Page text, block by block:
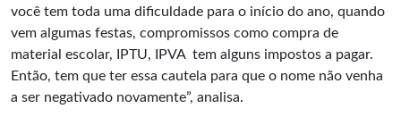
você tem toda uma dificuldade para o início do ano, quando
vem algumas festas, compromissos como compra de
material escolar, IPTU, IPVA tem alguns impostos a pagar.
Então, tem que ter essa cautela para que o nome não venha
a ser negativado novamente”, analisa.